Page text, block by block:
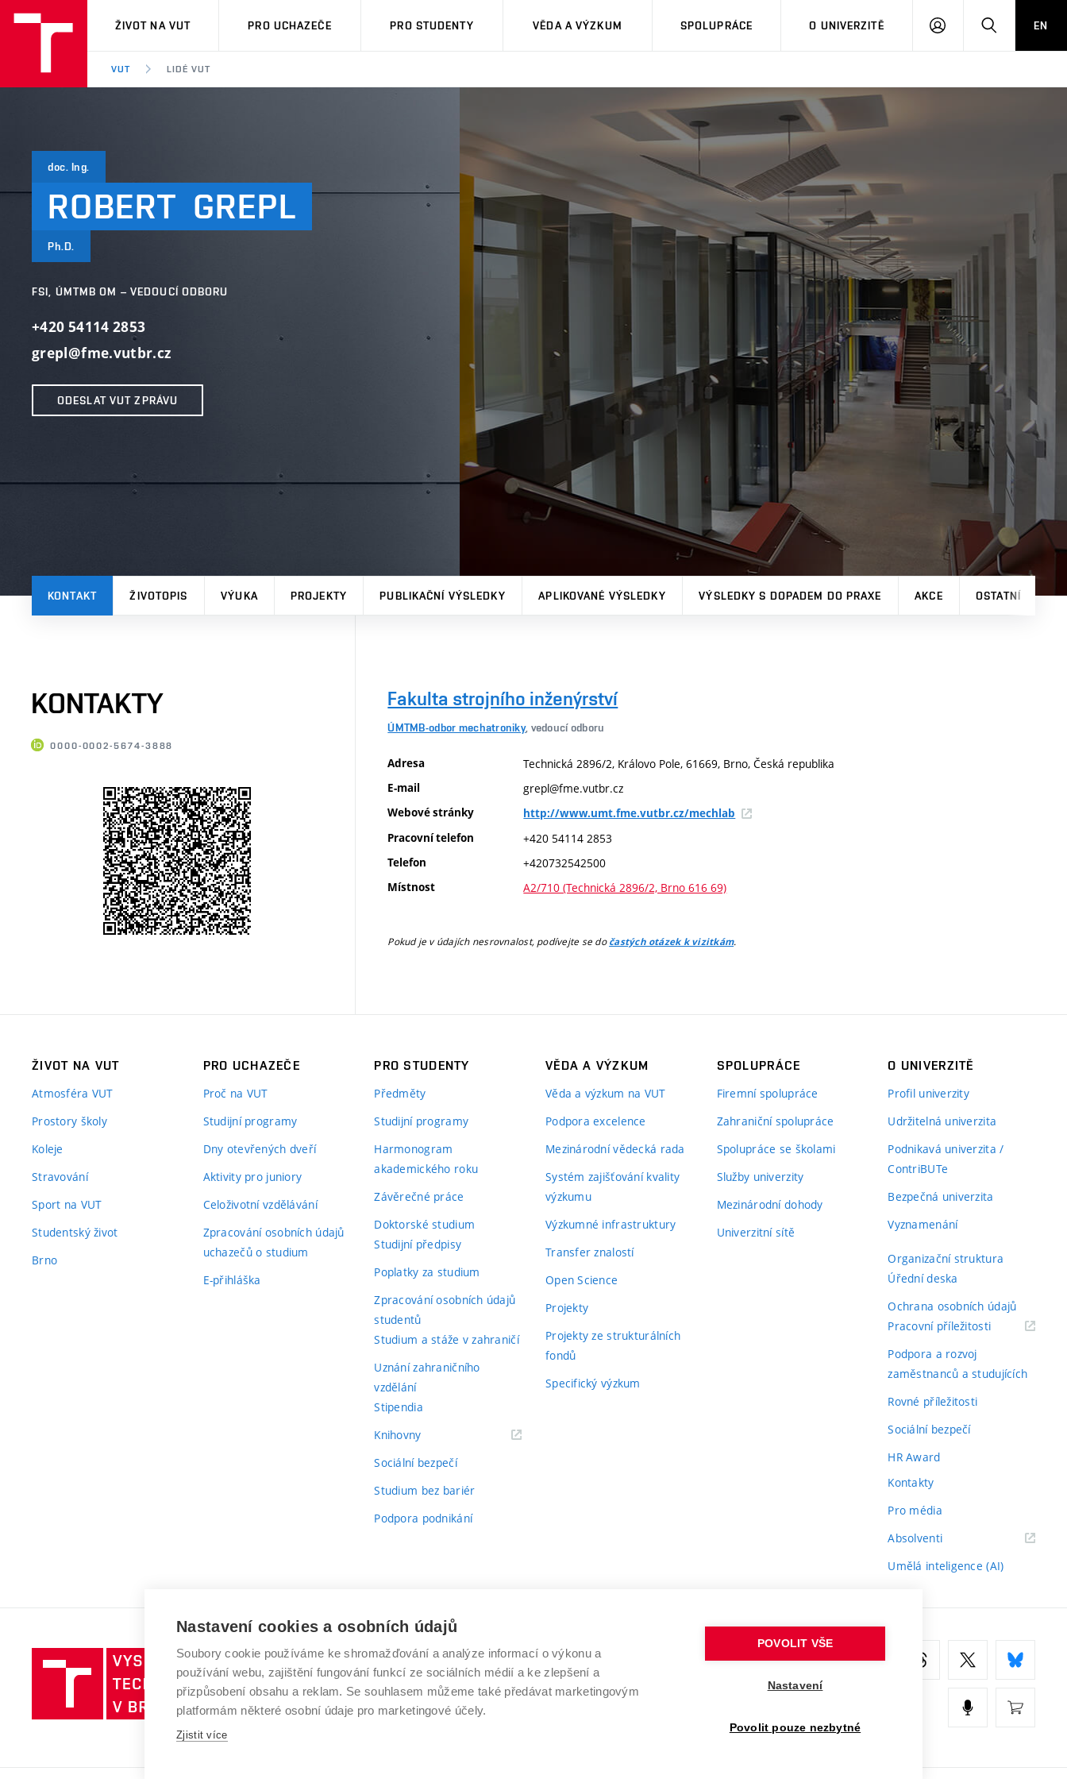
VUT
ŽIVOT NA VUT PRO UCHAZEČE PRO STUDENTY VĚDA A VÝZKUM SPOLUPRÁCE O UNIVERZITĚ
PŘIHLÁSIT HLEDATEN
VUT LIDÉ VUT
doc. Ing.
ROBERT GREPL
Ph.D.
FSI, ÚMTMB OM – VEDOUCÍ ODBORU
+420 54114 2853
grepl@fme.vutbr.cz
ODESLAT VUT ZPRÁVU
KONTAKT ŽIVOTOPIS VÝUKA PROJEKTY PUBLIKAČNÍ VÝSLEDKY APLIKOVANÉ VÝSLEDKY VÝSLEDKY S DOPADEM DO PRAXE AKCE OSTATNÍ
KONTAKTY
0000-0002-5674-3888
Fakulta strojního inženýrství
ÚMTMB-odbor mechatroniky, vedoucí odboru
Adresa Technická 2896/2, Královo Pole, 61669, Brno, Česká republika
E-mail grepl@fme.vutbr.cz
Webové stránky
http://www.umt.fme.vutbr.cz/mechlab
Pracovní telefon
+420 54114 2853
Telefon +420732542500
Místnost A2/710 (Technická 2896/2, Brno 616 69)
Pokud je v údajích nesrovnalost, podívejte se dočastých otázek k vizitkám.
ŽIVOT NA VUT
Atmosféra VUT
Prostory školy
Koleje
Stravování
Sport na VUT
Studentský život
Brno
PRO UCHAZEČE
Proč na VUT
Studijní programy
Dny otevřených dveří
Aktivity pro juniory
Celoživotní vzdělávání
Zpracování osobních údajů
uchazečů o studium
E-přihláška
PRO STUDENTY
Předměty
Studijní programy
Harmonogram
akademického roku
Závěrečné práce
Doktorské studium
Studijní předpisy
Poplatky za studium
Zpracování osobních údajů
studentů
Studium a stáže v zahraničí
Uznání zahraničního
vzdělání
Stipendia
Knihovny(externí
Sociální bezpečí
Studium bez bariér
Podpora podnikání
VĚDA A VÝZKUM
Věda a výzkum na VUT
Podpora excelence
Mezinárodní vědecká rada
Systém zajišťování kvality
výzkumu
Výzkumné infrastruktury
Transfer znalostí
Open Science
Projekty
Projekty ze strukturálních
fondů
Specifický výzkum
SPOLUPRÁCE
Firemní spolupráce
Zahraniční spolupráce
Spolupráce se školami
Služby univerzity
Mezinárodní dohody
Univerzitní sítě
O UNIVERZITĚ
Profil univerzity
Udržitelná univerzita
Podnikavá univerzita /
ContriBUTe
Bezpečná univerzita
Vyznamenání
Organizační struktura
Úřední deska
Ochrana osobních údajů
Pracovní příležitosti(externí
Podpora a rozvoj
zaměstnanců a studujících
Rovné příležitosti
Sociální bezpečí
HR Award
Kontakty
Pro média
Absolventi(externí
Umělá inteligence (AI)
Vysoké
učení
technické
v
VYSOKÉ UČENÍ TECHNICKÉ V BRNĚ
Antonínská 548/1
602 00 Brno
www.vut.cz
Nastavení cookies a osobních údajů
Soubory cookie používáme ke shromažďování a analýze informací o výkonu a
používání webu, zajištění fungování funkcí ze sociálních médií a ke zlepšení a
přizpůsobení obsahu a reklam. Se souhlasem můžeme také předávat marketingovým
platformám některé osobní údaje pro marketingové účely.
Zjistit více
POVOLIT VŠE
Nastavení
Povolit pouze nezbytné